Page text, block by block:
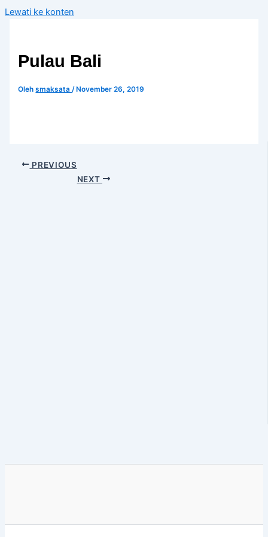
Lewati ke konten
Pulau Bali
Olehsmaksata/ November 26, 2019
PREVIOUS
NEXT